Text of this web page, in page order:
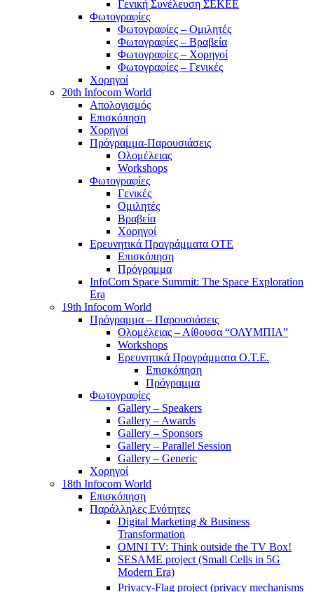
Γενική Συνέλευση ΣΕΚΕΕ
Φωτογραφίες
Φωτογραφίες – Ομιλητές
Φωτογραφίες – Βραβεία
Φωτογραφίες – Χορηγοί
Φωτογραφίες – Γενικές
Χορηγοί
20th Infocom World
Απολογισμός
Επισκόπηση
Χορηγοί
Πρόγραμμα-Παρουσιάσεις
Ολομέλειας
Workshops
Φωτογραφίες
Γενικές
Ομιλητές
Βραβεία
Χορηγοί
Ερευνητικά Προγράμματα ΟΤΕ
Επισκόπηση
Πρόγραμμα
InfoCom Space Summit: The Space Exploration
Era
19th Infocom World
Πρόγραμμα – Παρουσιάσεις
Ολομέλειας – Αίθουσα “ΟΛΥΜΠΙΑ”
Workshops
Ερευνητικά Προγράμματα Ο.Τ.Ε.
Επισκόπηση
Πρόγραμμα
Φωτογραφίες
Gallery – Speakers
Gallery – Awards
Gallery – Sponsors
Gallery – Parallel Session
Gallery – Generic
Χορηγοί
18th Infocom World
Επισκόπηση
Παράλληλες Ενότητες
Digital Marketing & Business
Transformation
OMNI TV: Think outside the TV Box!
SESAME project (Small Cells in 5G
Modern Era)
Privacy-Flag project (privacy mechanisms